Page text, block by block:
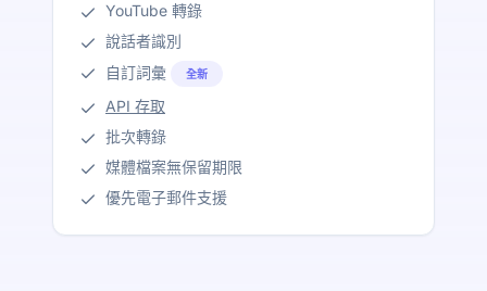
YouTube 轉錄
說話者識別
自訂詞彙
全新
API 存取
批次轉錄
媒體檔案無保留期限
優先電子郵件支援